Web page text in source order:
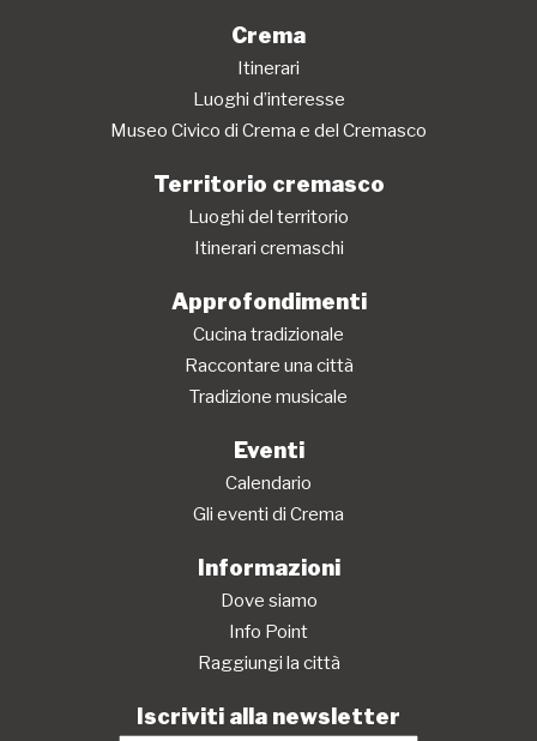
Crema
Itinerari
Luoghi d’interesse
Museo Civico di Crema e del Cremasco
Territorio cremasco
Luoghi del territorio
Itinerari cremaschi
Approfondimenti
Cucina tradizionale
Raccontare una città
Tradizione musicale
Eventi
Calendario
Gli eventi di Crema
Informazioni
Dove siamo
Info Point
Raggiungi la città
Iscriviti alla newsletter